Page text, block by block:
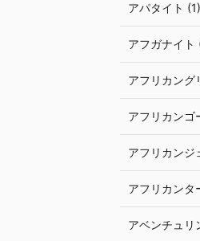
アパタイト (1)
アフガナイト
アフリカング
アフリカンゴ
アフリカンジ
アフリカンタ
アベンチュリ